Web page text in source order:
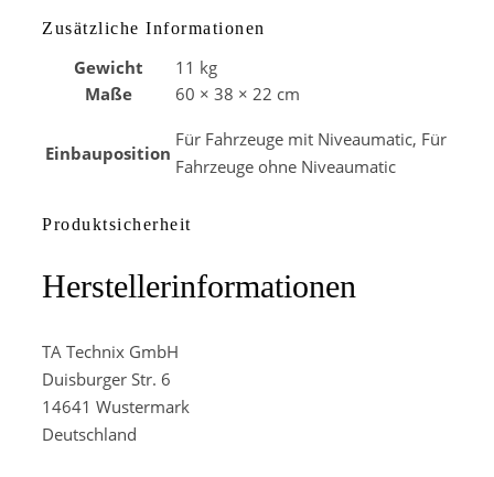
Zusätzliche Informationen
Gewicht
11 kg
Maße
60 × 38 × 22 cm
Einbauposition
Für Fahrzeuge mit Niveaumatic, Für
Fahrzeuge ohne Niveaumatic
Produktsicherheit
Herstellerinformationen
TA Technix GmbH
Duisburger Str. 6
14641 Wustermark
Deutschland